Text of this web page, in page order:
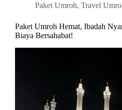
Paket Umroh, Travel
Paket Umroh Hemat, Ibadah
Biaya Bersahabat!